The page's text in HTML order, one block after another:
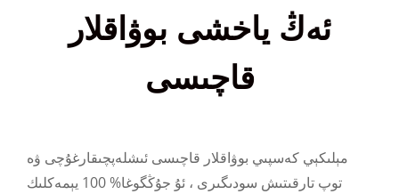
ئەڭ ياخشى بوۋاقلار
قاچىسى
مېلىكېي كەسپىي بوۋاقلار قاچىسى ئىشلەپچىقارغۇچى ۋە
توپ تارقىتىش سودىگىرى ، ئۇ جۇڭگوغا% 100 يېمەكلىك